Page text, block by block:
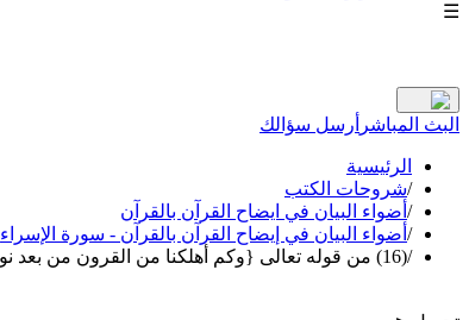
☰
البث المباشر أرسل سؤالك
الرئيسية
/شروحات الكتب
/ أضواء البيان في ايضاح القرآن بالقرآن
/ أضواء البيان في إيضاح القرآن بالقرآن - سورة الإسراء
/(16) من قوله تعالى {وكم أهلكنا من القرون من بعد نوح} الآية 17 إلى قوله تعالى {لا تجعل مع الله إلها آخر فتقعد مذموما مخذولا} الآية 22